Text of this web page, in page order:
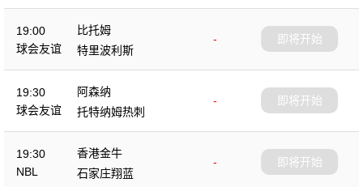
19:00
球会友谊
比托姆
-
特里波利斯
即将开始
19:30
球会友谊
阿森纳
-
托特纳姆热刺
即将开始
19:30
NBL
香港金牛
-
石家庄翔蓝
即将开始